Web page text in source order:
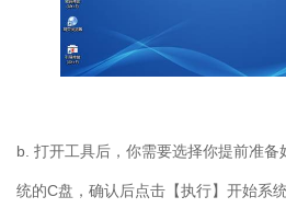
b. 打开工具后，你需要选择你提前准
统的C盘，确认后点击【执行】开始系统